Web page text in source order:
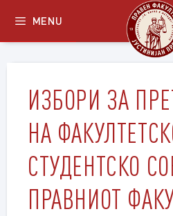
content
MENU
ИЗБОРИ ЗА
НА
СТУДЕНТСКО
ПРАВНИОТ